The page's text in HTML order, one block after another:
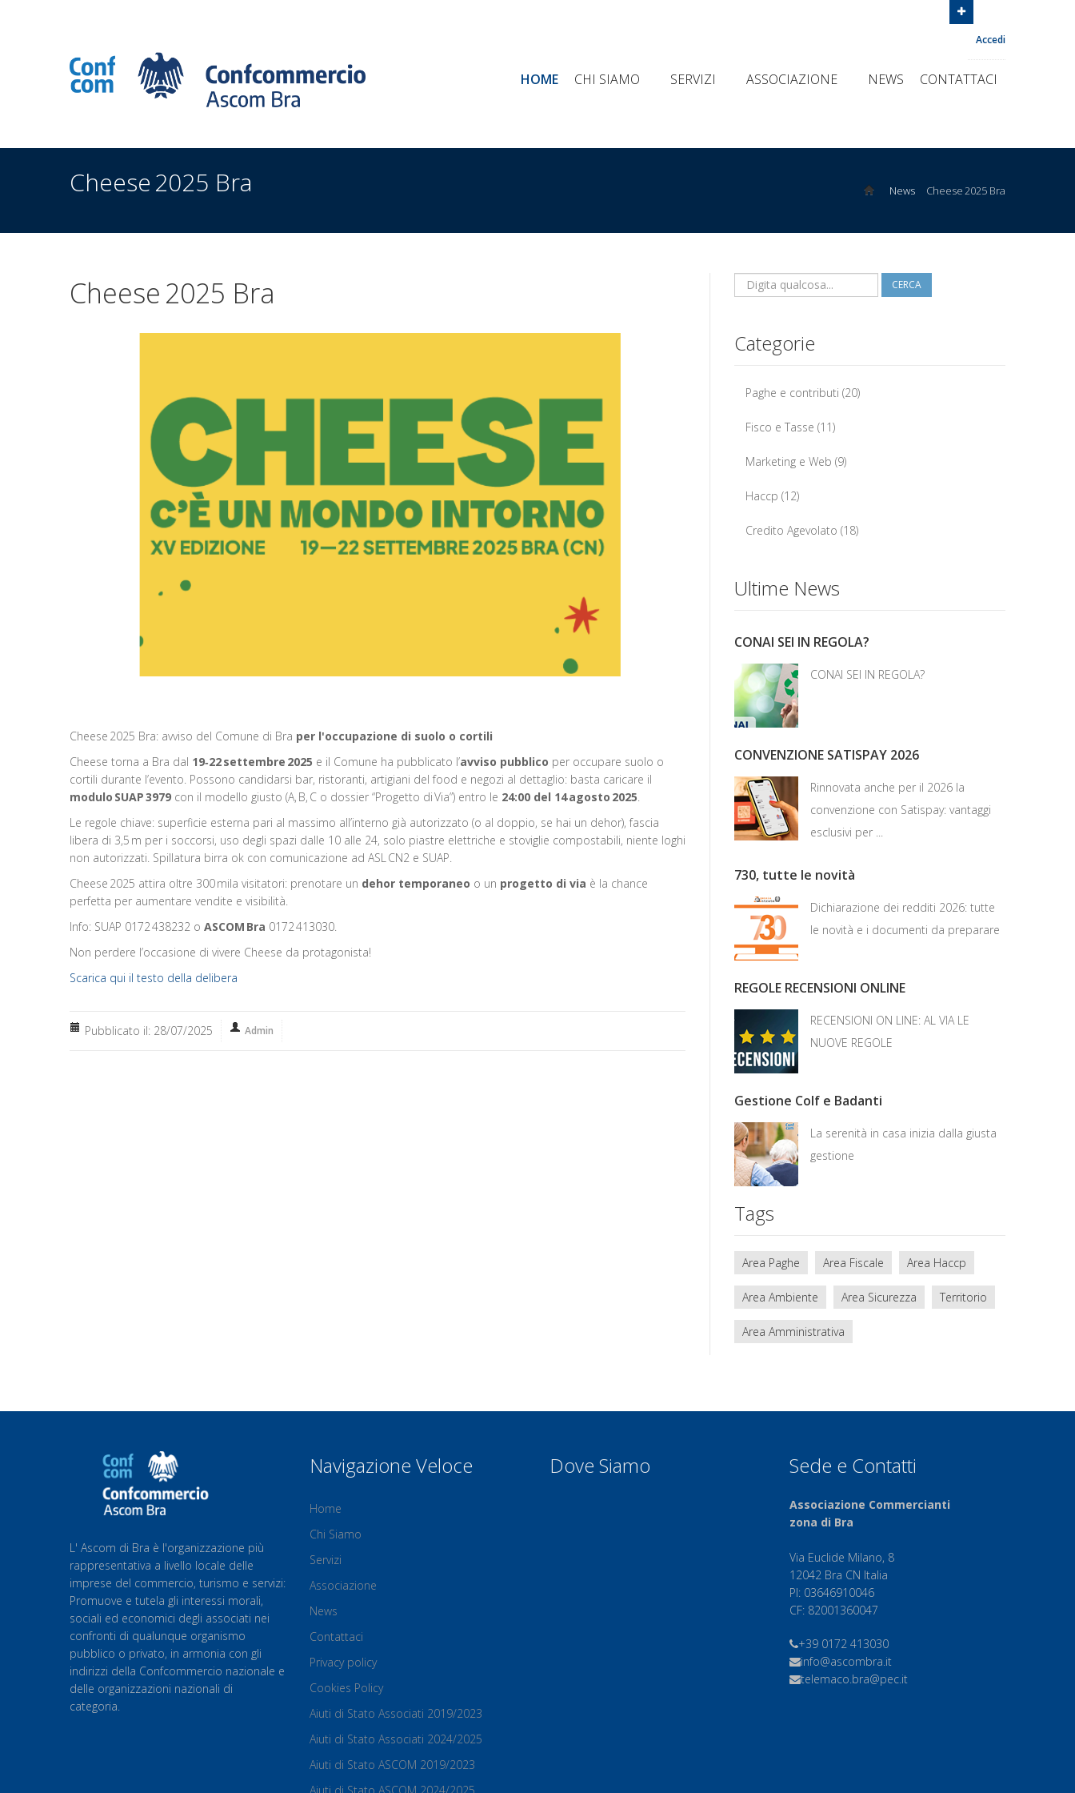
Accedi
HOME CHI SIAMO SERVIZI ASSOCIAZIONE NEWS CONTATTACI
Cheese 2025 Bra News Cheese 2025 Bra
Cheese 2025 Bra
Cheese 2025 Bra: avviso del Comune di Bra per l'occupazione di suolo o cortili
Cheese torna a Bra dal 19‑22 settembre 2025 e il Comune ha pubblicato l’avviso pubblico per occupare suolo o
cortili durante l’evento. Possono candidarsi bar, ristoranti, artigiani del food e negozi al dettaglio: basta caricare il
modulo SUAP 3979 con il modello giusto (A, B, C o dossier “Progetto di Via”) entro le 24:00 del 14 agosto 2025
Le regole chiave: superficie esterna pari al massimo all’interno già autorizzato (o al doppio, se hai un dehor), fascia
libera di 3,5 m per i soccorsi, uso degli spazi dalle 10 alle 24, solo piastre elettriche e stoviglie compostabili, niente loghi
non autorizzati. Spillatura birra ok con comunicazione ad ASL CN2 e SUAP.
Cheese 2025 attira oltre 300 mila visitatori: prenotare un dehor temporaneo o un progetto di via è la chance
perfetta per aumentare vendite e visibilità.
Info: SUAP 0172 438232 o ASCOM Bra 0172 413030.
Non perdere l’occasione di vivere Cheese da protagonista!
Scarica qui il testo della delibera
Pubblicato il: 28/07/2025 Admin
CERCA
Categorie
Paghe e contributi (20)
Fisco e Tasse (11)
Marketing e Web (9)
Haccp (12)
Credito Agevolato (18)
Ultime News
CONAI SEI IN REGOLA?
CONAI SEI IN REGOLA?
CONVENZIONE SATISPAY 2026
Rinnovata anche per il 2026 la
convenzione con Satispay: vantaggi
esclusivi per ...
730, tutte le novità
Dichiarazione dei redditi 2026: tutte
le novità e i documenti da preparare
REGOLE RECENSIONI ONLINE
RECENSIONI ON LINE: AL VIA LE
NUOVE REGOLE
Gestione Colf e Badanti
La serenità in casa inizia dalla giusta
gestione
Tags
Area Paghe Area Fiscale Area Haccp
Area Ambiente Area Sicurezza Territorio
Area Amministrativa
L' Ascom di Bra è l'organizzazione più
rappresentativa a livello locale delle
imprese del commercio, turismo e servizi:
Promuove e tutela gli interessi morali,
sociali ed economici degli associati nei
confronti di qualunque organismo
pubblico o privato, in armonia con gli
indirizzi della Confcommercio nazionale e
delle organizzazioni nazionali di
categoria.
Navigazione Veloce
Home
Chi Siamo
Servizi
Associazione
News
Contattaci
Privacy policy
Cookies Policy
Aiuti di Stato Associati 2019/2023
Aiuti di Stato Associati 2024/2025
Aiuti di Stato ASCOM 2019/2023
Dove Siamo Sede e Contatti
Associazione Commercianti
zona di Bra
Via Euclide Milano, 8
12042 Bra CN Italia
PI: 03646910046
CF: 82001360047
+39 0172 413030
info@ascombra.it
telemaco.bra@pec.it